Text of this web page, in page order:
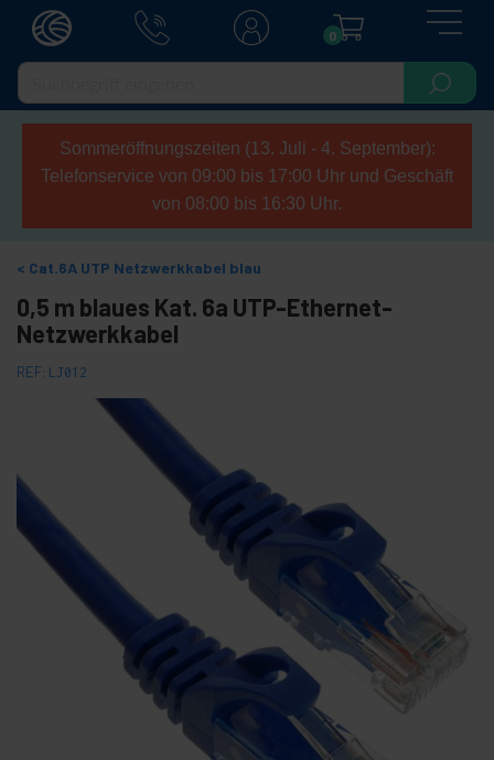
0
Sommeröffnungszeiten (13. Juli - 4. September):
Telefonservice von 09:00 bis 17:00 Uhr und Geschäft
von 08:00 bis 16:30 Uhr.
Cat.6A UTP Netzwerkkabel blau
0,5 m blaues Kat. 6a UTP-Ethernet-
Netzwerkkabel
REF: LJ012